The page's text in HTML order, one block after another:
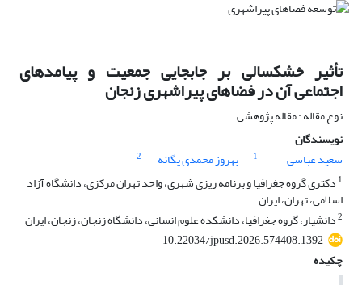
تأثیر خشکسالی بر جابجایی جمعیت و پیامدهای
اجتماعی آن در فضاهای پیراشهری زنجان
نوع مقاله : مقاله پژوهشی
نویسندگان
سعید عباسی
1 بهروز محمدی یگانه
2
1 دکتری گروه جغرافیا و برنامه ریزی شهری، واحد تهران مرکزی، دانشگاه آزاد
اسلامی، تهران، ایران.
2دانشیار، گروه جغرافیا، دانشکده علوم انسانی، دانشگاه زنجان، زنجان، ایران
10.22034/jpusd.2026.574408.1392
چکیده